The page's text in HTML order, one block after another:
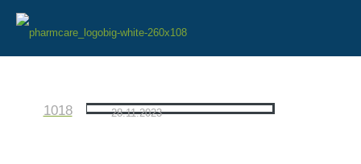
1018 28.11.2023